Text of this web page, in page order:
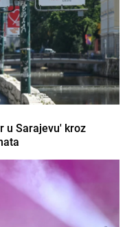
u Sarajevu' kroz